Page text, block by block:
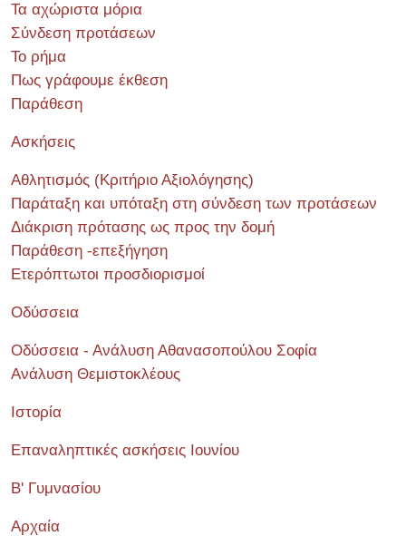
Τα αχώριστα μόρια
Σύνδεση προτάσεων
Το ρήμα
Πως γράφουμε έκθεση
Παράθεση
Ασκήσεις
Αθλητισμός (Κριτήριο Αξιολόγησης)
Παράταξη και υπόταξη στη σύνδεση των προτάσεων
Διάκριση πρότασης ως προς την δομή
Παράθεση -επεξήγηση
Ετερόπτωτοι προσδιορισμοί
Οδύσσεια
Οδύσσεια - Ανάλυση Αθανασοπούλου Σοφία
Ανάλυση Θεμιστοκλέους
Ιστορία
Επαναληπτικές ασκήσεις Ιουνίου
Β' Γυμνασίου
Αρχαία